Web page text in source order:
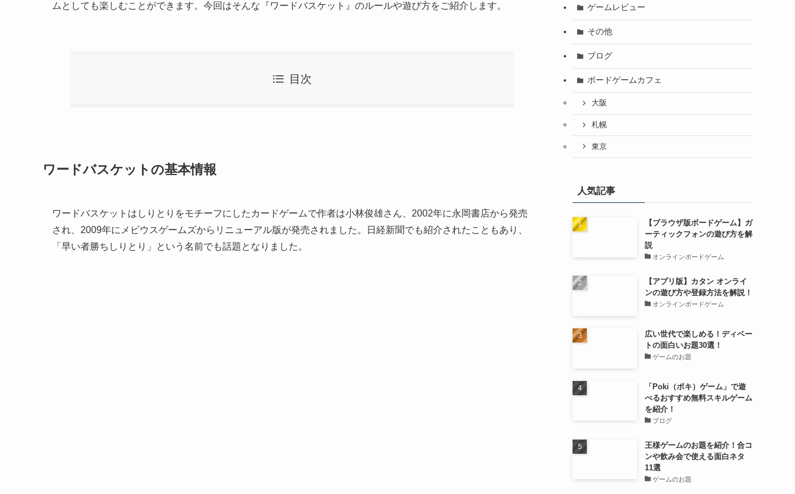
ムとしても楽しむことができます。今回はそんな『ワードバスケット』のルールや遊び方をご紹介します。
目次
ワードバスケットの基本情報
ワードバスケットはしりとりをモチーフにしたカードゲームで作者は小林俊雄さん、2002年に永岡書店から発売
され、2009年にメビウスゲームズからリニューアル版が発売されました。日経新聞でも紹介されたこともあり、
「早い者勝ちしりとり」という名前でも話題となりました。
ゲームレビュー
その他
ブログ
ボードゲームカフェ
大阪
札幌
東京
人気記事
【ブラウザ版ボードゲーム】ガ
ーティックフォンの遊び方を解
説
オンラインボードゲーム
【アプリ版】カタン オンライ
ンの遊び方や登録方法を解説！
オンラインボードゲーム
広い世代で楽しめる！ディベー
トの面白いお題30選！
ゲームのお題
「Poki（ポキ）ゲーム」で遊
べるおすすめ無料スキルゲーム
を紹介！
ブログ
王様ゲームのお題を紹介！合コ
ンや飲み会で使える面白ネタ
11選
ゲームのお題